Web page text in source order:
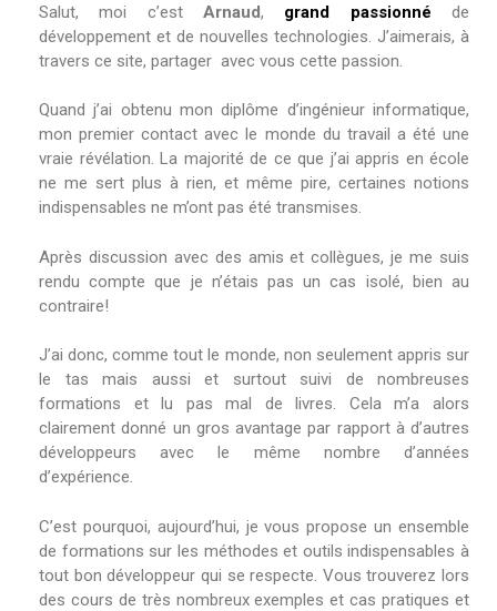
Salut, moi c’est Arnaud, grand passionné de
développement et de nouvelles technologies. J’aimerais, à
travers ce site, partager avec vous cette passion.
Quand j’ai obtenu mon diplôme d’ingénieur informatique,
mon premier contact avec le monde du travail a été une
vraie révélation. La majorité de ce que j’ai appris en école
ne me sert plus à rien, et même pire, certaines notions
indispensables ne m’ont pas été transmises.
Après discussion avec des amis et collègues, je me suis
rendu compte que je n’étais pas un cas isolé, bien au
contraire!
J’ai donc, comme tout le monde, non seulement appris sur
le tas mais aussi et surtout suivi de nombreuses
formations et lu pas mal de livres. Cela m’a alors
clairement donné un gros avantage par rapport à d’autres
développeurs avec le même nombre d’années
d’expérience.
C’est pourquoi, aujourd’hui, je vous propose un ensemble
de formations sur les méthodes et outils indispensables à
tout bon développeur qui se respecte. Vous trouverez lors
des cours de très nombreux exemples et cas pratiques et